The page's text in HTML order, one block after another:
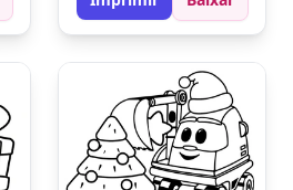
estrada para um
toque extra de
diversão!